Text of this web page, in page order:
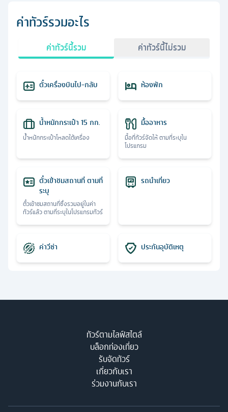
ค่าทัวร์รวมอะไร
ค่าทัวร์นี้รวม ค่าทัวร์นี้ไม่รวม
ตั๋วเครื่องบินไป-กลับ ห้องพัก
น้ำหนักกระเป๋า 15 กก.
น้ำหนักกระเป๋าโหลดใต้เครื่อง
มื้ออาหาร
มื้อที่ทัวร์จัดให้ ตามที่ระบุใน
โปรแกรม
ตั๋วเข้าชมสถานที่ ตามที่
ระบุ
ตั๋วเข้าชมสถานที่ซึ่งรวมอยู่ในค่า
ทัวร์แล้ว ตามที่ระบุในโปรแกรมทัวร์
รถนำเที่ยว
ค่าวีซ่า ประกันอุบัติเหตุ
ทัวร์ตามไลฟ์สไตล์
บล็อกท่องเที่ยว
รับจัดทัวร์
เกี่ยวกับเรา
ร่วมงานกับเรา